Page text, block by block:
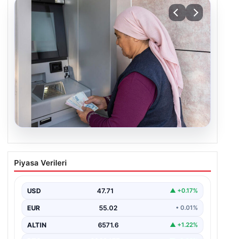
Emekli maaşı ödemeleri ne zaman
yatacak? SGK, Bağ-Kur, Emekli Sandığı
Piyasa Verileri
USD 47.71 ▲ +0.17%
EUR 55.02 • 0.01%
ALTIN 6571.6 ▲ +1.22%